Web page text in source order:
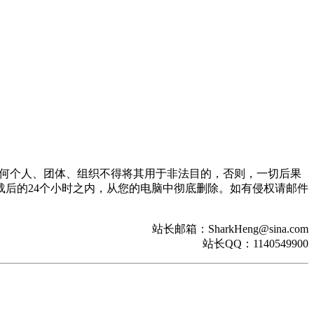
个人、团体、组织不得将其用于非法目的，否则，一切后果
的24个小时之内，从您的电脑中彻底删除。如有侵权请邮件
站长邮箱：SharkHeng@sina.com
站长QQ：1140549900